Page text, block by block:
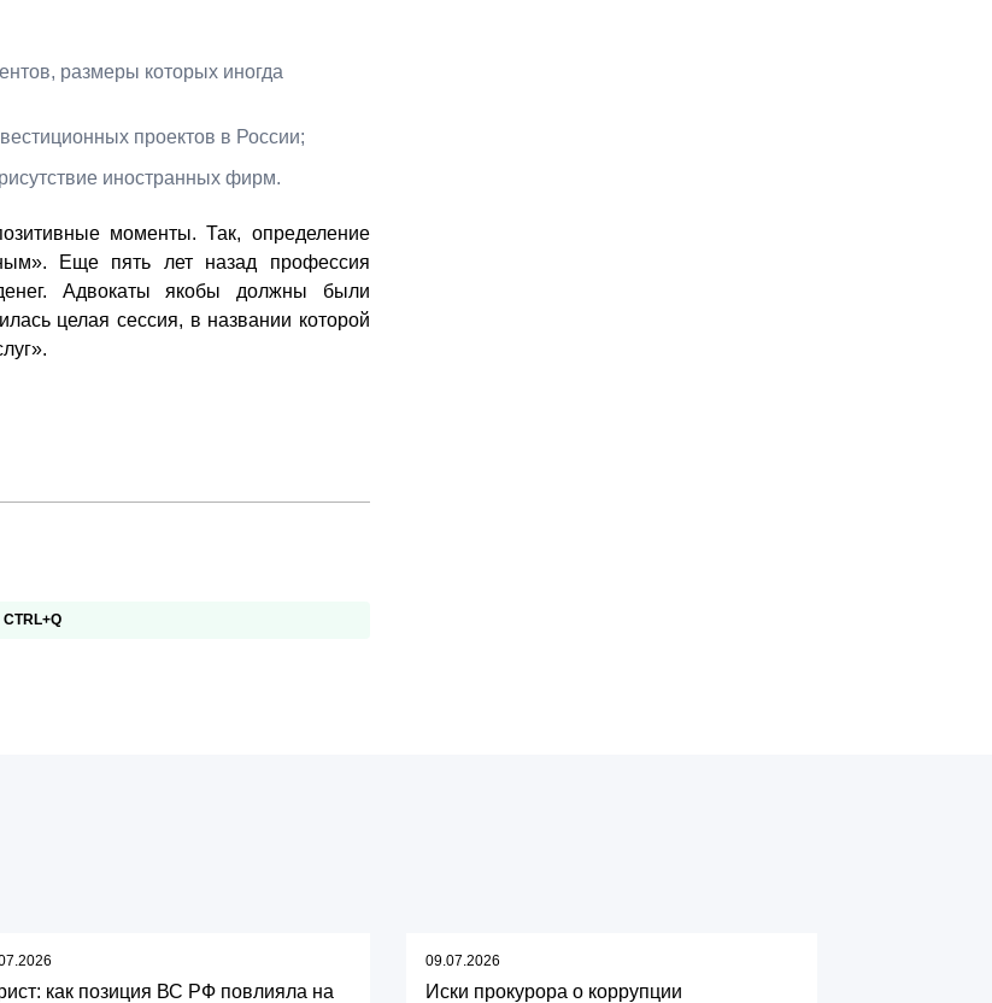
размеры которых иногда
проектов в России;
иностранных фирм.
моменты. Так, определение
Еще пять лет назад профессия
Адвокаты якобы должны были
целая сессия, в названии которой
CTRL+Q
как позиция ВС РФ повлияла на
09.07.2026
Иски прокурора о коррупции